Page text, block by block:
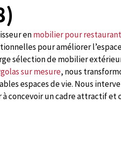
enmobilier pour restaurant
pour améliorer
sélection de mobilier
sur mesure, nous
espaces de vie. Nous
à concevoir un cadre attractif et